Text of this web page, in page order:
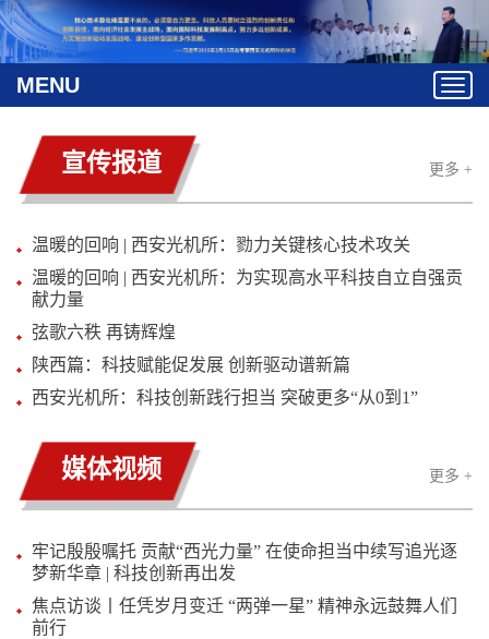
MENU
T
o
g
e
v
宣传报道 更多 +
温暖的回响 | 西安光机所：勠力关键核心技术攻关
温暖的回响 | 西安光机所：为实现高水平科技自立自强贡
献力量
弦歌六秩 再铸辉煌
陕西篇：科技赋能促发展 创新驱动谱新篇
西安光机所：科技创新践行担当 突破更多“从0到1”
媒体视频 更多 +
牢记殷殷嘱托 贡献“西光力量” 在使命担当中续写追光逐
梦新华章 | 科技创新再出发
焦点访谈丨任凭岁月变迁 “两弹一星” 精神永远鼓舞人们
前行